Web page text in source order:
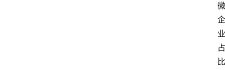
微
企
业
占
比